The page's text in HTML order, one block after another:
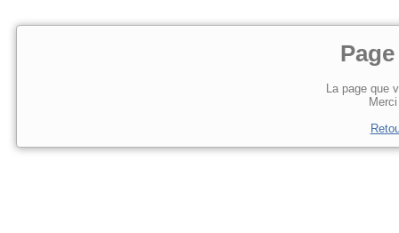
La page que